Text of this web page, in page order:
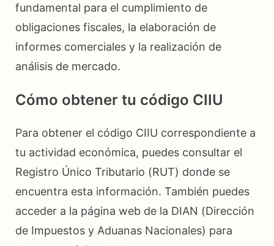
fundamental para el cumplimiento de
obligaciones fiscales, la elaboración de
informes comerciales y la realización de
análisis de mercado.
Cómo obtener tu código CIIU
Para obtener el código CIIU correspondiente a
tu actividad económica, puedes consultar el
Registro Único Tributario (RUT) donde se
encuentra esta información. También puedes
acceder a la página web de la DIAN (Dirección
de Impuestos y Aduanas Nacionales) para